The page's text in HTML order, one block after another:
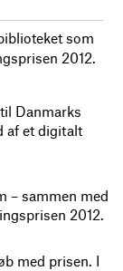
som
2012.
Danmarks
af et digitalt
– sammen med
2012.
med prisen. I